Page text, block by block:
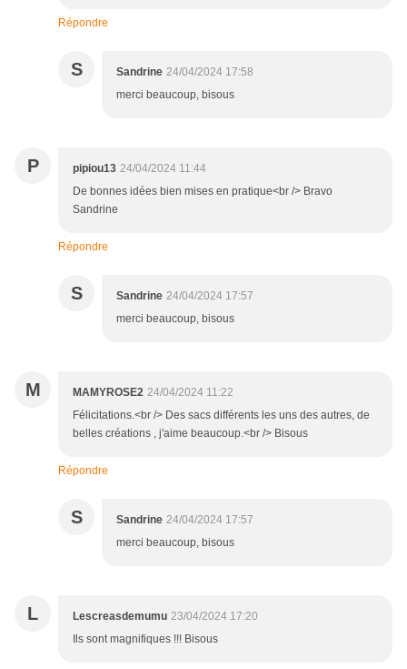
Répondre
S Sandrine 24/04/2024 17:58
merci beaucoup, bisous
P pipiou13 24/04/2024 11:44
De bonnes idées bien mises en pratique<br /> Bravo
Sandrine
Répondre
S Sandrine 24/04/2024 17:57
merci beaucoup, bisous
M MAMYROSE2 24/04/2024 11:22
Félicitations.<br /> Des sacs différents les uns des autres, de
belles créations , j'aime beaucoup.<br /> Bisous
Répondre
S Sandrine 24/04/2024 17:57
merci beaucoup, bisous
L Lescreasdemumu 23/04/2024 17:20
Ils sont magnifiques !!! Bisous